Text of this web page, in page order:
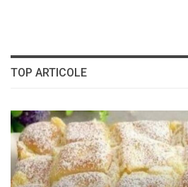
TOP ARTICOLE